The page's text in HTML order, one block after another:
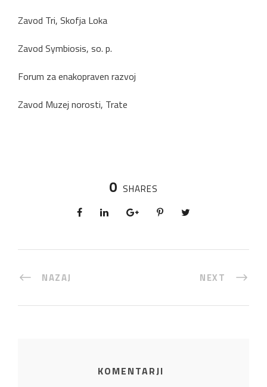
Zavod Tri, Skofja Loka
Zavod Symbiosis, so. p.
Forum za enakopraven razvoj
Zavod Muzej norosti, Trate
0 SHARES
NAZAJ NEXT
KOMENTARJI